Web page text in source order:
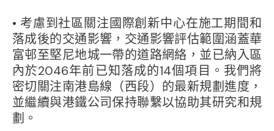
• 考慮到社區關注國際創新中心在施工期間和
落成後的交通影響，交通影響評估範圍涵蓋華
富邨至堅尼地城一帶的道路網絡，並已納入區
內於2046年前已知落成的14個項目。我們將
密切關注南港島線（西段）的最新規劃進度，
並繼續與港鐵公司保持聯繫以協助其研究和規
劃。